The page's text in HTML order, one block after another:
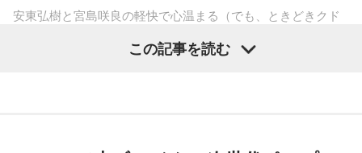
三輪田：昔の言い方をしますと「富くじ」と言いまして、芝
火曜の放送を聴く
安東弘樹と宮島咲良の軽快で心温まる（でも、ときどきクド
い、、！）トークを交えながら、リスナーの皆さんに考え
る・行動する“キッカケ”をお届けします！
この記事を読む